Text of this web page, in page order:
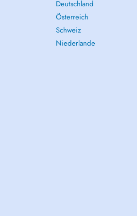
Deutschland
Österreich
Schweiz
Niederlande